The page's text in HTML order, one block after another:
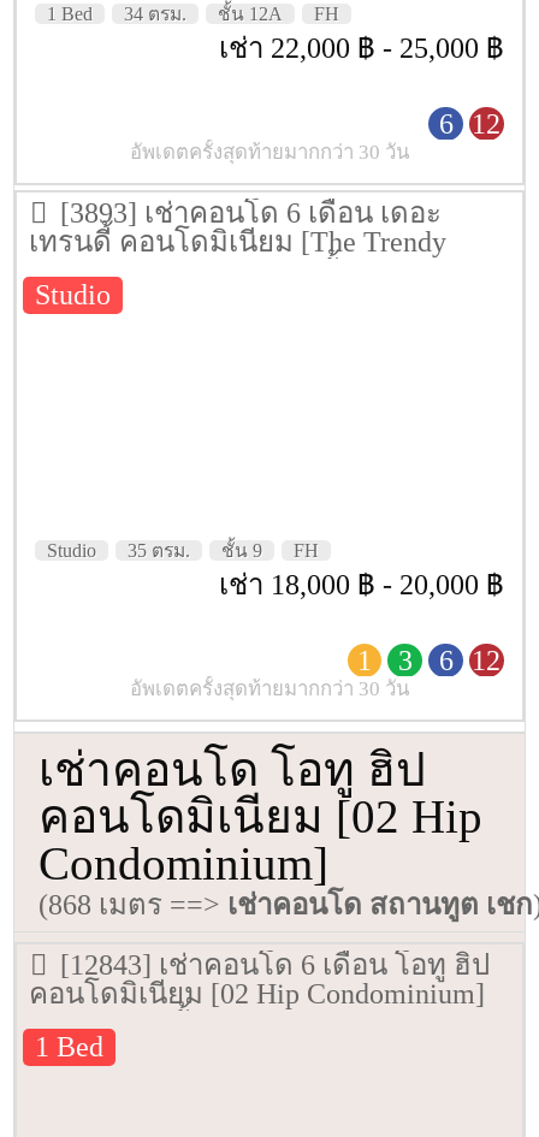
1 Bed 34 ตรม. ชั้น 12A FH
เช่า 22,000 ฿ - 25,000 ฿
6 12
อัพเดตครั้งสุดท้ายมากกว่า 30 วัน
[3893] เช่าคอนโด 6 เดือน เดอะ
เทรนดี้ คอนโดมิเนียม [The Trendy
Condominium] 35 ตรม. ชั้น 9
Studio
Studio 35 ตรม. ชั้น 9 FH
เช่า 18,000 ฿ - 20,000 ฿
1 3 6 12
อัพเดตครั้งสุดท้ายมากกว่า 30 วัน
เช่าคอนโด โอทู ฮิป
คอนโดมิเนียม [02 Hip
Condominium]
(868 เมตร ==> เช่าคอนโด สถานทูต เชก
[12843] เช่าคอนโด 6 เดือน โอทู ฮิป
คอนโดมิเนียม [02 Hip Condominium]
50.97 ตรม. ชั้น 4
1 Bed